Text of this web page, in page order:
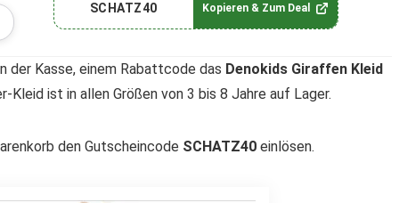
SCHATZ40 Kopieren & Zum Deal
Kasse, einem Rabattcode das Denokids Giraffen Kleid
Kleid ist in allen Größen von 3 bis 8 Jahre auf Lager.
den Gutscheincode SCHATZ40 einlösen.